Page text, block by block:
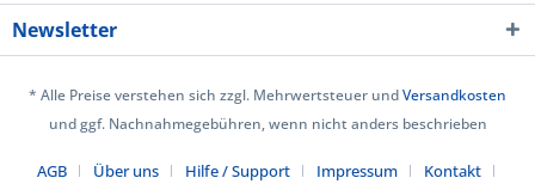
Newsletter
* Alle Preise verstehen sich zzgl. Mehrwertsteuer undVersandkosten
und ggf. Nachnahmegebühren, wenn nicht anders beschrieben
AGB Über uns Hilfe / Support Impressum
Kontakt